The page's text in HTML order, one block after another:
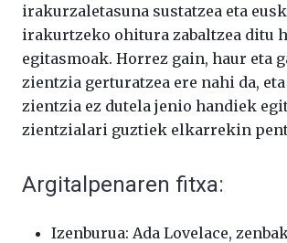
irakurzaletasuna sustatzea eta
irakurtzeko ohitura zabaltzea ditu
egitasmoak. Horrez gain, haur eta
zientzia gerturatzea ere nahi da,
zientzia ez dutela jenio handiek
zientzialari guztiek elkarrekin
Argitalpenaren fitxa:
Izenburua: Ada Lovelace,